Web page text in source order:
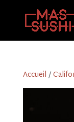
Accueil /